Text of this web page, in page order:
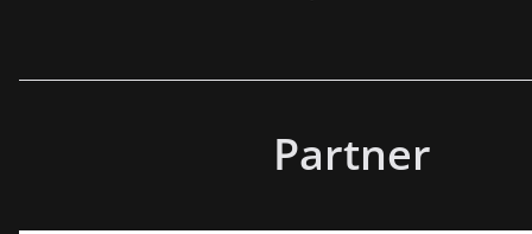
Partner